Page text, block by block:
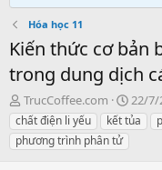
Hóa học 11
Kiến thức cơ bản
trong dung dịch
T
h
r
e
TrucCoffee.com
N
g
à
22/7/
chất điện li yếu
kết tủa
phương trình phân tử